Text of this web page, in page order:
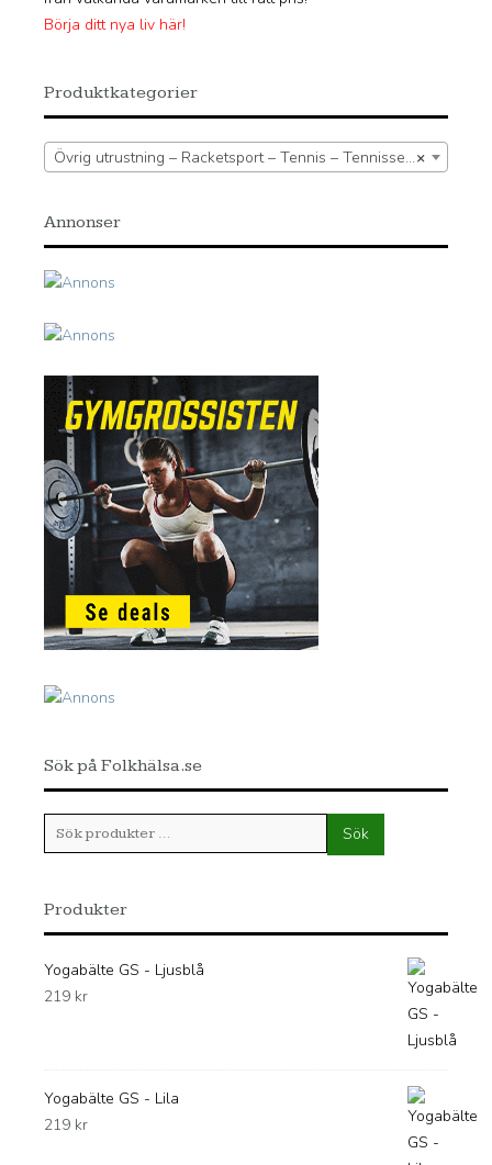
Börja ditt nya liv här!
Produktkategorier
×
Övrig utrustning – Racketsport – Tennis – Tennissenor
Annonser
Sök på Folkhälsa.se
Sök
efter:
Sök
Produkter
Yogabälte GS - Ljusblå
219 kr
Yogabälte GS - Lila
219 kr